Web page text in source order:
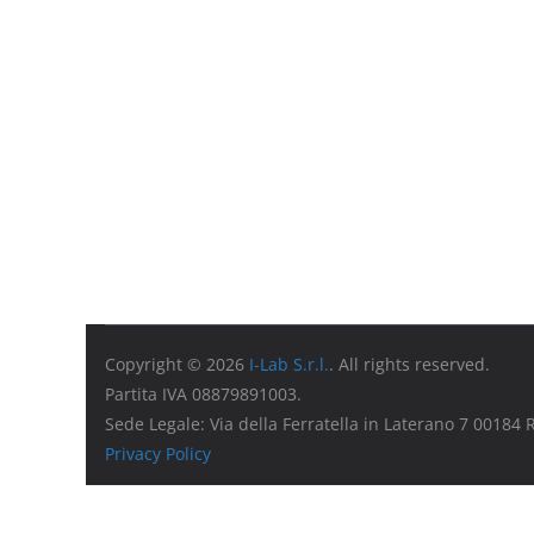
Copyright © 2026 I-Lab S.r.l.. All rights reserved.
Partita IVA 08879891003.
Sede Legale: Via della Ferratella in Laterano 7 00184
Privacy Policy